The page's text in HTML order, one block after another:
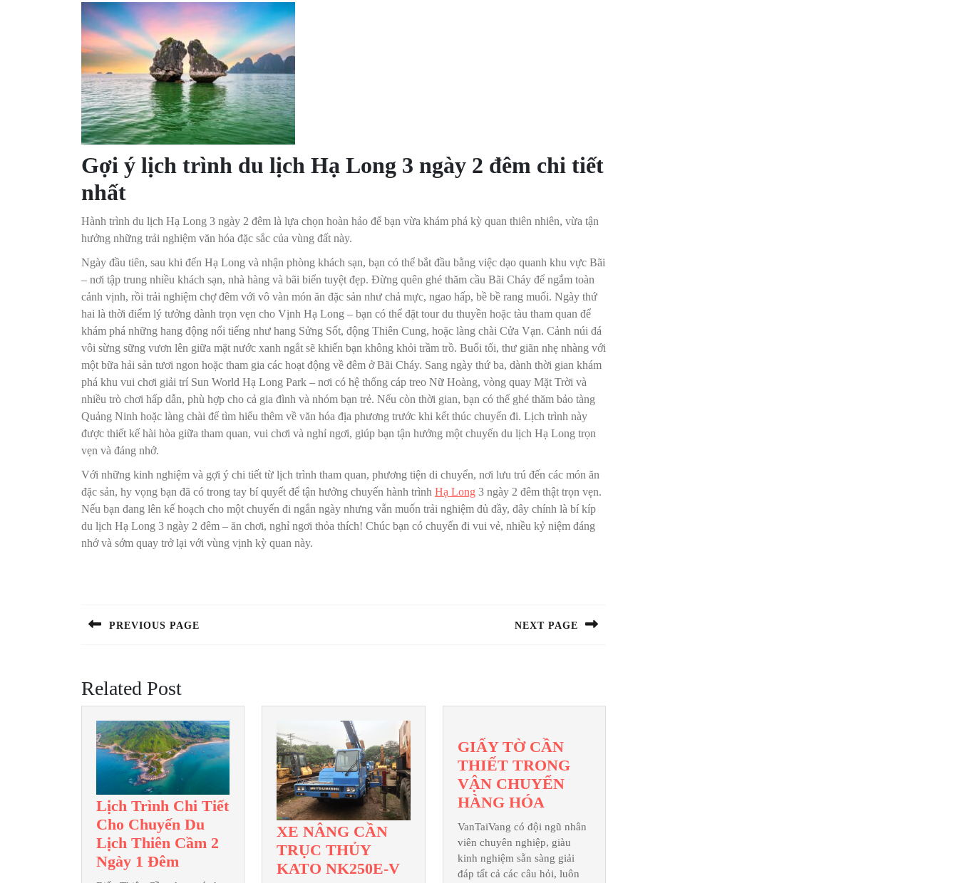
Gợi ý lịch trình du lịch Hạ Long 3 ngày 2 đêm chi tiết
nhất
Hành trình du lịch Hạ Long 3 ngày 2 đêm là lựa chọn hoàn hảo để bạn vừa khám phá kỳ quan thiên nhiên, vừa tận
hưởng những trải nghiệm văn hóa đặc sắc của vùng đất này.
Ngày đầu tiên, sau khi đến Hạ Long và nhận phòng khách sạn, bạn có thể bắt đầu bằng việc dạo quanh khu vực Bãi
– nơi tập trung nhiều khách sạn, nhà hàng và bãi biển tuyệt đẹp. Đừng quên ghé thăm cầu Bãi Cháy để ngắm toàn
cảnh vịnh, rồi trải nghiệm chợ đêm với vô vàn món ăn đặc sản như chả mực, ngao hấp, bề bề rang muối. Ngày thứ
hai là thời điểm lý tưởng dành trọn vẹn cho Vịnh Hạ Long – bạn có thể đặt tour du thuyền hoặc tàu tham quan để
khám phá những hang động nổi tiếng như hang Sửng Sốt, động Thiên Cung, hoặc làng chài Cửa Vạn. Cảnh núi đá
vôi sừng sững vươn lên giữa mặt nước xanh ngắt sẽ khiến bạn không khỏi trầm trồ. Buổi tối, thư giãn nhẹ nhàng với
một bữa hải sản tươi ngon hoặc tham gia các hoạt động về đêm ở Bãi Cháy. Sang ngày thứ ba, dành thời gian khám
phá khu vui chơi giải trí Sun World Hạ Long Park – nơi có hệ thống cáp treo Nữ Hoàng, vòng quay Mặt Trời và
nhiều trò chơi hấp dẫn, phù hợp cho cả gia đình và nhóm bạn trẻ. Nếu còn thời gian, bạn có thể ghé thăm bảo tàng
Quảng Ninh hoặc làng chài để tìm hiểu thêm về văn hóa địa phương trước khi kết thúc chuyến đi. Lịch trình này
được thiết kế hài hòa giữa tham quan, vui chơi và nghỉ ngơi, giúp bạn tận hưởng một chuyến du lịch Hạ Long trọn
vẹn và đáng nhớ.
Với những kinh nghiệm và gợi ý chi tiết từ lịch trình tham quan, phương tiện di chuyển, nơi lưu trú đến các món ăn
đặc sản, hy vọng bạn đã có trong tay bí quyết để tận hưởng chuyến hành trình Hạ Long 3 ngày 2 đêm thật trọn vẹn.
Nếu bạn đang lên kế hoạch cho một chuyến đi ngắn ngày nhưng vẫn muốn trải nghiệm đủ đầy, đây chính là bí kíp
du lịch Hạ Long 3 ngày 2 đêm – ăn chơi, nghỉ ngơi thỏa thích! Chúc bạn có chuyến đi vui vẻ, nhiều kỷ niệm đáng
nhớ và sớm quay trở lại với vùng vịnh kỳ quan này.
bài
PREVIOUS PAGE NEXT PAGE
Related Post
Lịch Trình Chi Tiết
Cho Chuyến Du
Lịch Thiên Cầm 2
Ngày 1 Đêm
Trình
XE NÂNG CẦN
TRỤC THỦY
KATO NK250E-VXE
GIẤY TỜ CẦN
THIẾT TRONG
VẬN CHUYỂN
HÀNG HÓA
TỜ
CẦN
THIẾT
TRONG
VanTaiVang có đội ngũ nhân
viên chuyên nghiệp, giàu
kinh nghiệm sẵn sàng giải
đáp tất cả các câu hỏi, luôn